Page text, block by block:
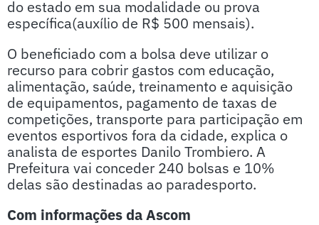
do estado em sua modalidade ou prova
específica(auxílio de R$ 500 mensais).
O beneficiado com a bolsa deve utilizar o
recurso para cobrir gastos com educação,
alimentação, saúde, treinamento e aquisição
de equipamentos, pagamento de taxas de
competições, transporte para participação em
eventos esportivos fora da cidade, explica o
analista de esportes Danilo Trombiero. A
Prefeitura vai conceder 240 bolsas e 10%
delas são destinadas ao paradesporto.
Com informações da Ascom